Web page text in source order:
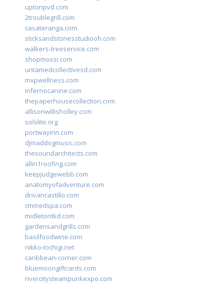
uptonpvd.com
2troublegrill.com
casateranga.com
sticksandstonesstudiooh.com
walkers-treeservice.com
shopmossi.com
untamedcollectivesd.com
mxpwellness.com
infernocanine.com
thepaperhousecollection.com
allisonwillisholley.com
solslite.org
portwayinn.com
djmaddogmusic.com
thesoundarchitects.com
allin1roofing.com
keepjudgewebb.com
anatomyofadventure.com
drivancastillo.com
cmmedspa.com
midletontkd.com
gardensandgrills.com
basilfoodwine.com
nikko-tochigi.net
caribbean-corner.com
bluemoongiftcards.com
rivercitysteampunkexpo.com